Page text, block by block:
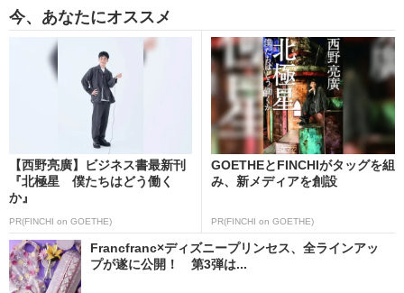
今、あなたにオススメ
【西野亮廣】ビジネス書最新刊
『北極星 僕たちはどう働く
か』
PR(FINCHI on GOETHE)
GOETHEとFINCHIがタッグを組
み、新メディアを創設
PR(FINCHI on GOETHE)
Francfranc×ディズニープリンセス、全ラインアッ
プが遂に公開！ 第3弾は...